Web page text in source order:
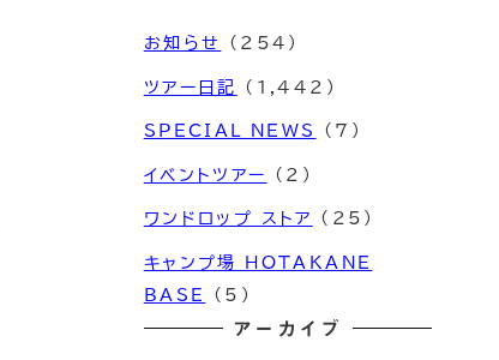
お知らせ (254)
ツアー日記 (1,442)
SPECIAL NEWS (7)
イベントツアー (2)
ワンドロップ ストア (25)
キャンプ場 HOTAKANE
BASE
(5)
アーカイブ